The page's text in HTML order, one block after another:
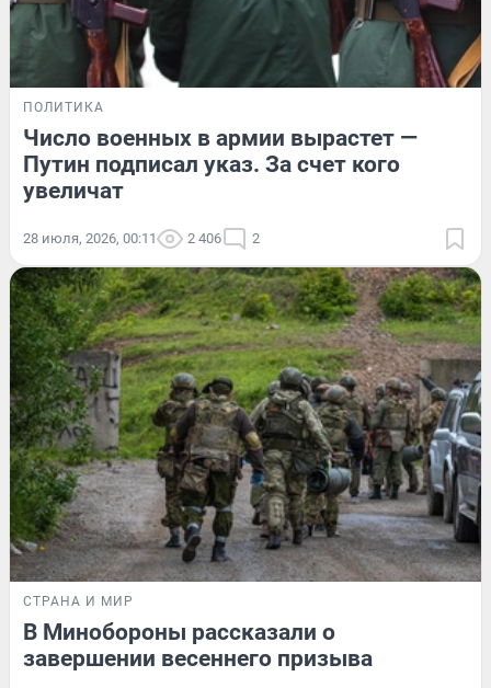
ПОЛИТИКА
Число военных в армии вырастет —
Путин подписал указ. За счет кого
увеличат
28 июля, 2026, 00:11 2 406 2
СТРАНА И МИР
В Минобороны рассказали о
завершении весеннего призыва